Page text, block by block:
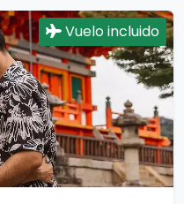
Vuelo incluido